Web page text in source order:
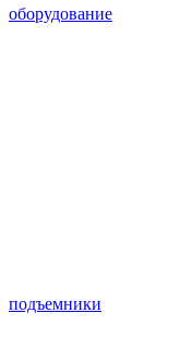
оборудование
подъемники